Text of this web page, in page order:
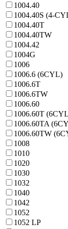
1004.40
1004.40S (4-
1004.40T
1004.40TW
1004.42
1004G
1006
1006.6 (6CYL)
1006.6T
1006.6TW
1006.60
1006.60T
1006.60TA
1006.60TW
1008
1010
1020
1030
1032
1040
1042
1052
1052 LP